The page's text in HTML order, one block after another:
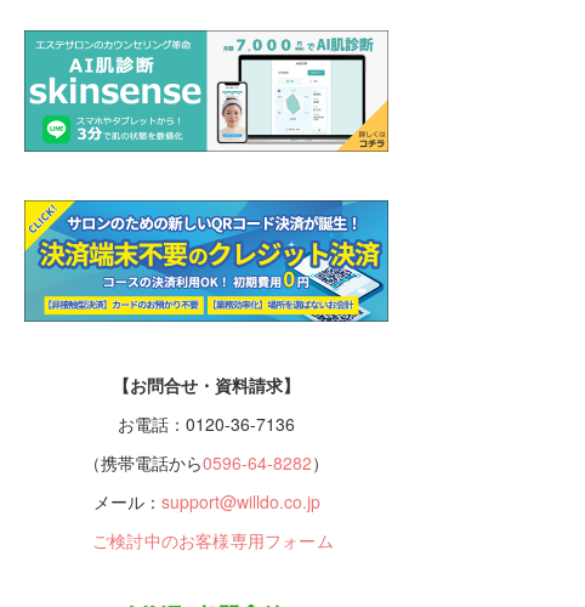
【お問合せ・資料請求】
お電話：0120-36-7136
（携帯電話から0596-64-8282）
メール： support@willdo.co.jp
ご検討中のお客様専用フォーム